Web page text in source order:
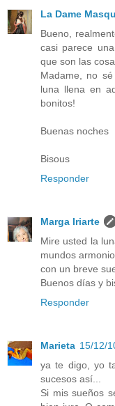
La Dame
Bueno,
casi parece
que son las
Madame, no
luna llena en
bonitos!
Buenas noches
Bisous
Responder
Marga Iriarte
Mire usted la
mundos
con un breve
Buenos días y
Responder
Marieta 15/12/
ya te digo, yo
sucesos así...
Si mis sueños